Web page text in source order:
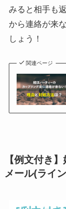
みると相手も
から連絡が来
しょう！
関連ページ
【例文付き
メール(ライ